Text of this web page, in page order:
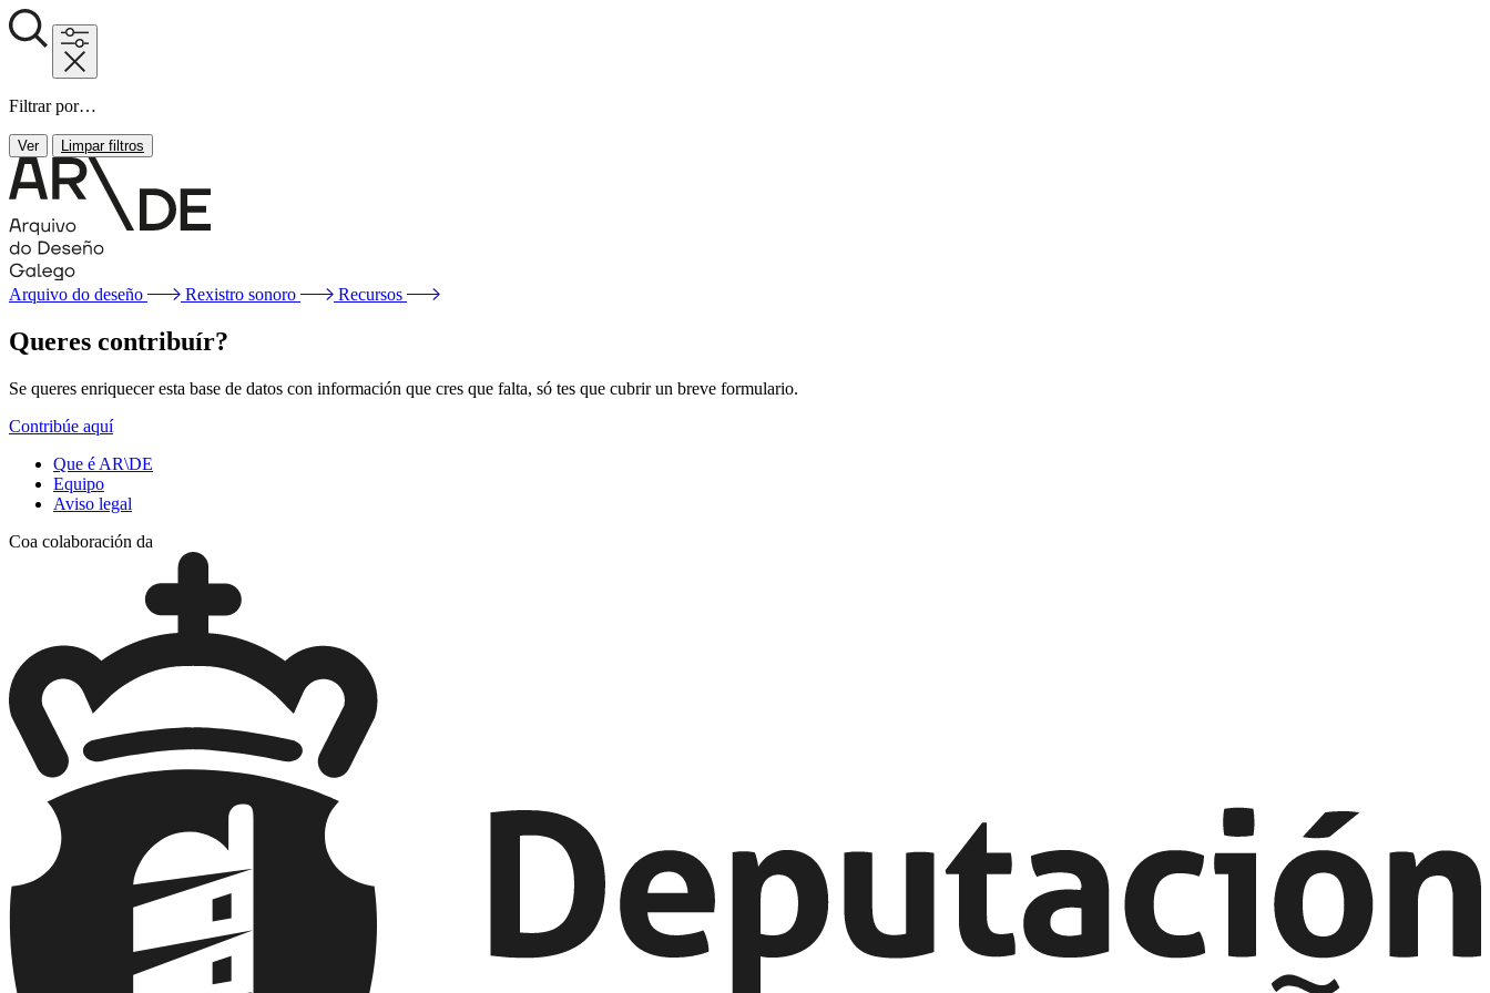
Filtrar por…
Ver Limpar filtros
Arquivo do deseño Rexistro sonoro Recursos
Queres contribuír?
Se queres enriquecer esta base de datos con información que cres que falta, só tes que cubrir un breve formulario.
Contribúe aquí
Que é AR\DE
Equipo
Aviso legal
Coa colaboración da